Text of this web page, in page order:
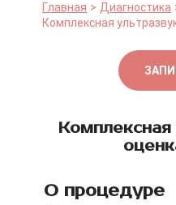
Главная Диагностика
Комплексная
Комплексная
О процедуре